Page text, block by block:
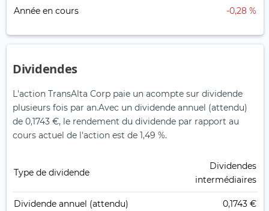
Année en cours -0,28 %
Dividendes
L'action TransAlta Corp paie un acompte sur dividende
plusieurs fois par an.Avec un dividende annuel (attendu)
de 0,1743 €, le rendement du dividende par rapport au
cours actuel de l'action est de 1,49 %.
Type de dividende
Dividendes
intermédiaires
Dividende annuel (attendu) 0,1743 €